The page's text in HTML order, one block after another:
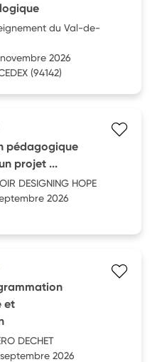
du Val-de-
2026
(94142)
pédagogique
projet ...
DESIGNING HOPE
2026
et
DECHET
2026